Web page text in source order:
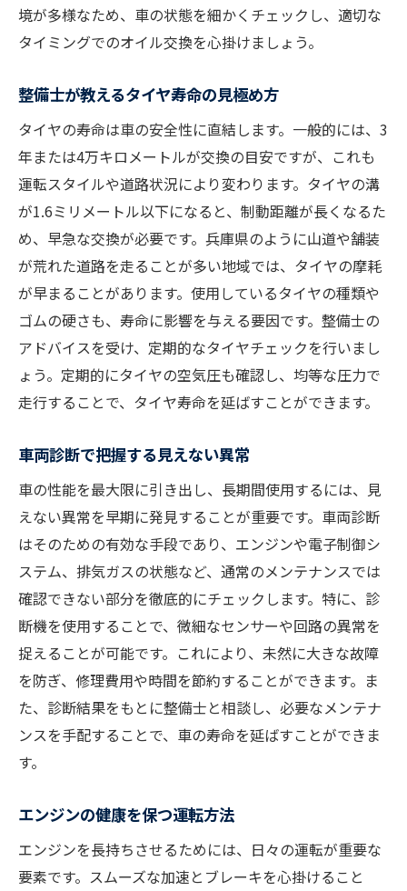
境が多様なため、車の状態を細かくチェックし、適切な
タイミングでのオイル交換を心掛けましょう。
整備士が教えるタイヤ寿命の見極め方
タイヤの寿命は車の安全性に直結します。一般的には、3
年または4万キロメートルが交換の目安ですが、これも
運転スタイルや道路状況により変わります。タイヤの溝
が1.6ミリメートル以下になると、制動距離が長くなるた
め、早急な交換が必要です。兵庫県のように山道や舗装
が荒れた道路を走ることが多い地域では、タイヤの摩耗
が早まることがあります。使用しているタイヤの種類や
ゴムの硬さも、寿命に影響を与える要因です。整備士の
アドバイスを受け、定期的なタイヤチェックを行いまし
ょう。定期的にタイヤの空気圧も確認し、均等な圧力で
走行することで、タイヤ寿命を延ばすことができます。
車両診断で把握する見えない異常
車の性能を最大限に引き出し、長期間使用するには、見
えない異常を早期に発見することが重要です。車両診断
はそのための有効な手段であり、エンジンや電子制御シ
ステム、排気ガスの状態など、通常のメンテナンスでは
確認できない部分を徹底的にチェックします。特に、診
断機を使用することで、微細なセンサーや回路の異常を
捉えることが可能です。これにより、未然に大きな故障
を防ぎ、修理費用や時間を節約することができます。ま
た、診断結果をもとに整備士と相談し、必要なメンテナ
ンスを手配することで、車の寿命を延ばすことができま
す。
エンジンの健康を保つ運転方法
エンジンを長持ちさせるためには、日々の運転が重要な
要素です。スムーズな加速とブレーキを心掛けること